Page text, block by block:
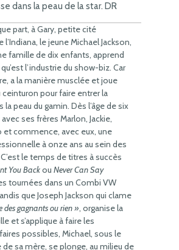
dans la peau de la star. DR
part, à Gary, petite cité
le jeune Michael Jackson,
famille de dix enfants, apprend
l’industrie du show-biz. Car
a la manière musclée et joue
pour faire entrer la
la peau du gamin. Dès l’âge de six
ses frères Marlon, Jackie,
et commence, avec eux, une
à onze ans au sein des
le temps de titres à succès
You Backou Never Can Say
tournées dans un Combi VW
que Joseph Jackson qui clame
des gagnants ou rien », organise la
et s’applique à faire les
possibles, Michael, sous le
de sa mère, se plonge, au milieu de